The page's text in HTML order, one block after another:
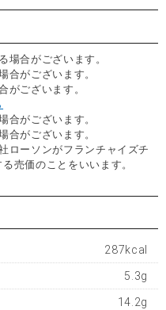
場合がございます。
合がございます。
がございます。
合がございます。
合がございます。
ローソンがフランチャイズチ
売価のことをいいます。
287kcal
5.3g
14.2g